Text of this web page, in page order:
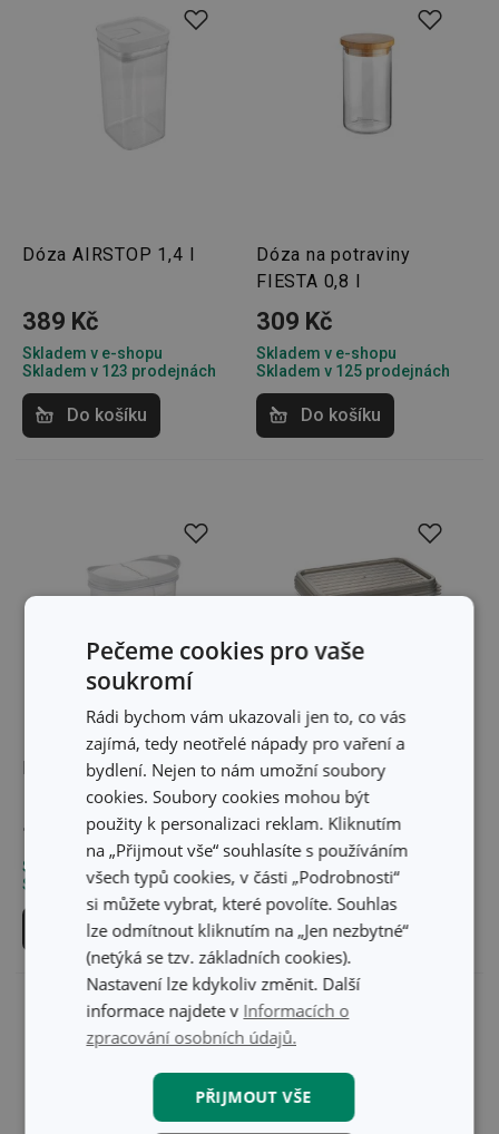
Dóza AIRSTOP 1,4 l
389 Kč
Skladem v e-shopu
Skladem v 123 prodejnách
Do košíku
Dóza na potraviny
FIESTA 0,8 l
309 Kč
Skladem v e-shopu
Skladem v 125 prodejnách
Do košíku
Dóza 4FOOD 1,0 l
129 Kč
Skladem v e-shopu
Skladem v 128 prodejnách
Do košíku
Novinka
Dózy s víkem 4FOOD
1,35 l, 3 ks
279 Kč
Skladem v e-shopu
Skladem v 129 prodejnách
Do košíku
Pečeme cookies pro vaše
soukromí
Rádi bychom vám ukazovali jen to, co vás
zajímá, tedy neotřelé nápady pro vaření a
bydlení. Nejen to nám umožní soubory
cookies. Soubory cookies mohou být
použity k personalizaci reklam. Kliknutím
na „Přijmout vše“ souhlasíte s používáním
všech typů cookies, v části „Podrobnosti“
si můžete vybrat, které povolíte. Souhlas
lze odmítnout kliknutím na „Jen nezbytné“
(netýká se tzv. základních cookies).
Nastavení lze kdykoliv změnit. Další
informace najdete v Informacích o
zpracování osobních údajů.
PŘIJMOUT VŠE